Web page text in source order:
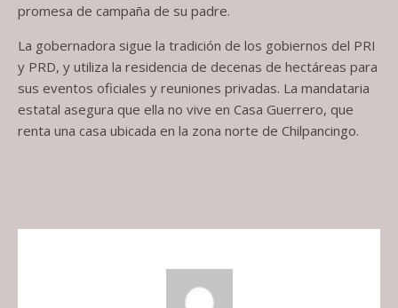
promesa de campaña de su padre.
La gobernadora sigue la tradición de los gobiernos del PRI
y PRD, y utiliza la residencia de decenas de hectáreas para
sus eventos oficiales y reuniones privadas. La mandataria
estatal asegura que ella no vive en Casa Guerrero, que
renta una casa ubicada en la zona norte de Chilpancingo.